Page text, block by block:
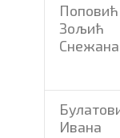
Поповић
Зољић
Снежана
Ивана